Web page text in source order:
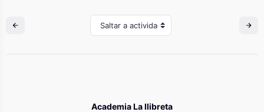
Saltar a actividad
Academia La llibreta